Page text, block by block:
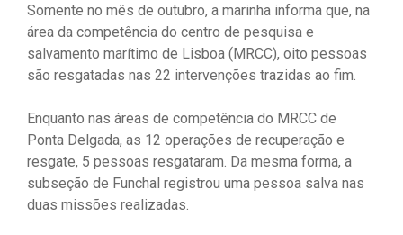
Somente no mês de outubro, a marinha informa que, na
área da competência do centro de pesquisa e
salvamento marítimo de Lisboa (MRCC), oito pessoas
são resgatadas nas 22 intervenções trazidas ao fim.
Enquanto nas áreas de competência do MRCC de
Ponta Delgada, as 12 operações de recuperação e
resgate, 5 pessoas resgataram. Da mesma forma, a
subseção de Funchal registrou uma pessoa salva nas
duas missões realizadas.